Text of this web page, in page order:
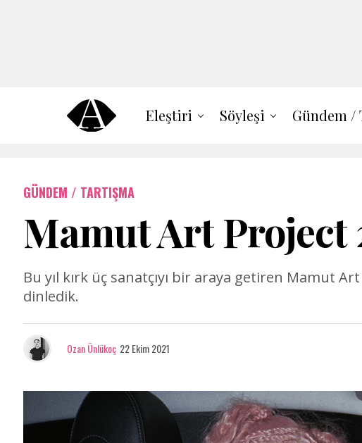
Eleştiri Söyleşi Gündem /
GÜNDEM / TARTIŞMA
Mamut Art Project
Bu yıl kırk üç sanatçıyı bir araya getiren Mamut
dinledik.
Ozan Ünlükoç 22 Ekim 2021